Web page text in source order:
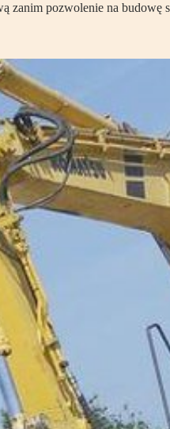
pozwolenie na budowę